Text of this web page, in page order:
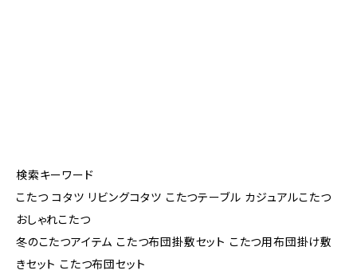
検索キーワード
こたつ コタツ リビングコタツ こたつテーブル カジュアルこたつ
おしゃれこたつ
冬のこたつアイテム こたつ布団掛敷セット こたつ用布団掛け敷
きセット こたつ布団セット